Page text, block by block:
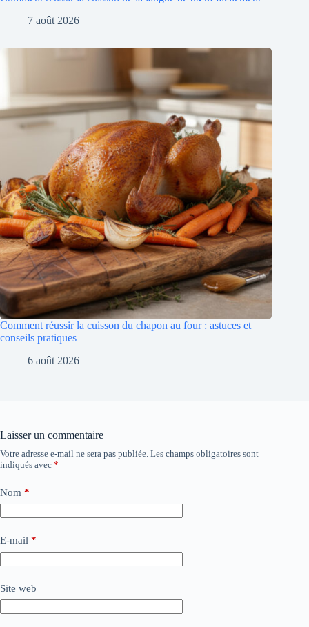
7 août 2026
Comment réussir la cuisson du chapon au four : astuces et
conseils pratiques
6 août 2026
Laisser un commentaire
Votre adresse e-mail ne sera pas publiée. Les champs obligatoires sont
indiqués avec *
Nom *
E-mail *
Site web